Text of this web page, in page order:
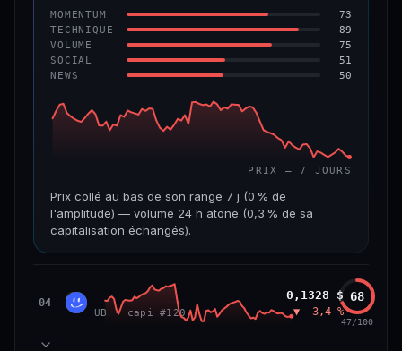
VS ATH
−5,6 %
RANG CAPI.
#9
CONFIANCE 66/100
MOMENTUM 73
TECHNIQUE 89
VOLUME 75
SOCIAL 51
NEWS 50
PRIX — 7 JOURS
Prix collé au bas de son range 7 j (0 % de
l'amplitude) — volume 24 h atone (0,3 % de sa
capitalisation échangés).
VAR. 7 J VAR. 30 J
04 UB Unibase
UB · capi #120
0,1328 $
▼ −3,4 %
68
47/100